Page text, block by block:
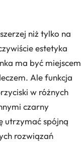
niż tylko na
estetyka
ma być miejscem
Ale funkcja
w różnych
czarny
utrzymać spójną
rozwiązań